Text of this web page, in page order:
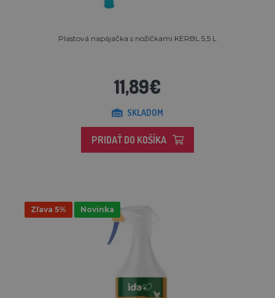
Plastová napájačka s nožičkami KERBL 5,5 L
11,89€
SKLADOM
PRIDAŤ DO KOŠÍKA
Zľava 5% Novinka